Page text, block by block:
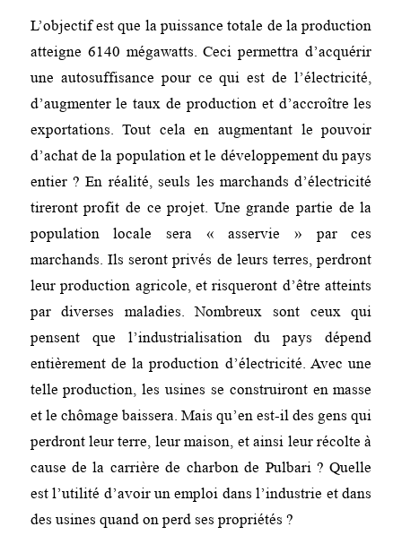
L’objectif est que la puissance totale de la production
atteigne 6140 mégawatts. Ceci permettra d’acquérir
une autosuffisance pour ce qui est de l’électricité,
d’augmenter le taux de production et d’accroître les
exportations. Tout cela en augmentant le pouvoir
d’achat de la population et le développement du pays
entier ? En réalité, seuls les marchands d’électricité
tireront profit de ce projet. Une grande partie de la
population locale sera « asservie » par ces
marchands. Ils seront privés de leurs terres, perdront
leur production agricole, et risqueront d’être atteints
par diverses maladies. Nombreux sont ceux qui
pensent que l’industrialisation du pays dépend
entièrement de la production d’électricité. Avec une
telle production, les usines se construiront en masse
et le chômage baissera. Mais qu’en est-il des gens qui
perdront leur terre, leur maison, et ainsi leur récolte à
cause de la carrière de charbon de Pulbari ? Quelle
est l’utilité d’avoir un emploi dans l’industrie et dans
des usines quand on perd ses propriétés ?